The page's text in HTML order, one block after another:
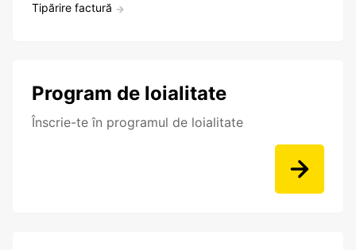
Tipărire factură
Program de loialitate
Înscrie-te în programul de loialitate